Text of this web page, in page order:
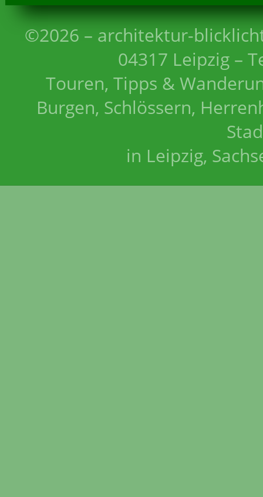
©2026 – architektur-
04317 Leipzig –
Touren, Tipps &
Burgen, Schlössern,
in Leipzig,